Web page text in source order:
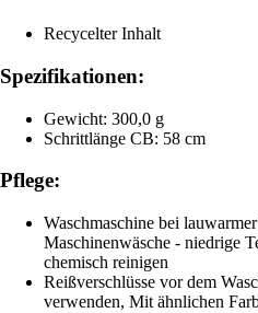
Recycelter Inhalt
Spezifikationen:
Gewicht: 300,0 g
Schrittlänge CB: 58 cm
Pflege:
Waschmaschine bei
Maschinenwäsche - niedrige
chemisch reinigen
Reißverschlüsse vor dem
verwenden, Mit ähnlichen